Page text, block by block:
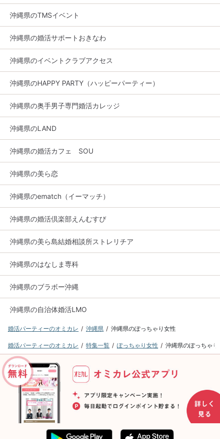
沖縄県のTMSイベント
沖縄県の婚活サポートおきなわ
沖縄県のイベントクラブアクセス
沖縄県のHAPPY PARTY（ハッピーパーティー）
沖縄県の奥手男子専門婚活カレッジ
沖縄県のLAND
沖縄県の婚活カフェ SOU
沖縄県の美ら恋
沖縄県のematch（イーマッチ）
沖縄県の婚活倶楽部えんむすび
沖縄県の美ら島結婚相談所ストレリチア
沖縄県のはなしま専科
沖縄県のブラボー沖縄
沖縄県の自治体婚活LMO
婚活パーティーのオミカレ 沖縄県 沖縄県のぽっちゃり女性
婚活パーティーのオミカレ 特集一覧 ぽっちゃり女性 沖縄県のぽっちゃり